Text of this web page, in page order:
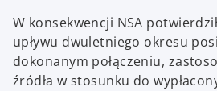
W konsekwencji NSA
upływu dwuletniego okresu
dokonanym połączeniu,
źródła w stosunku do